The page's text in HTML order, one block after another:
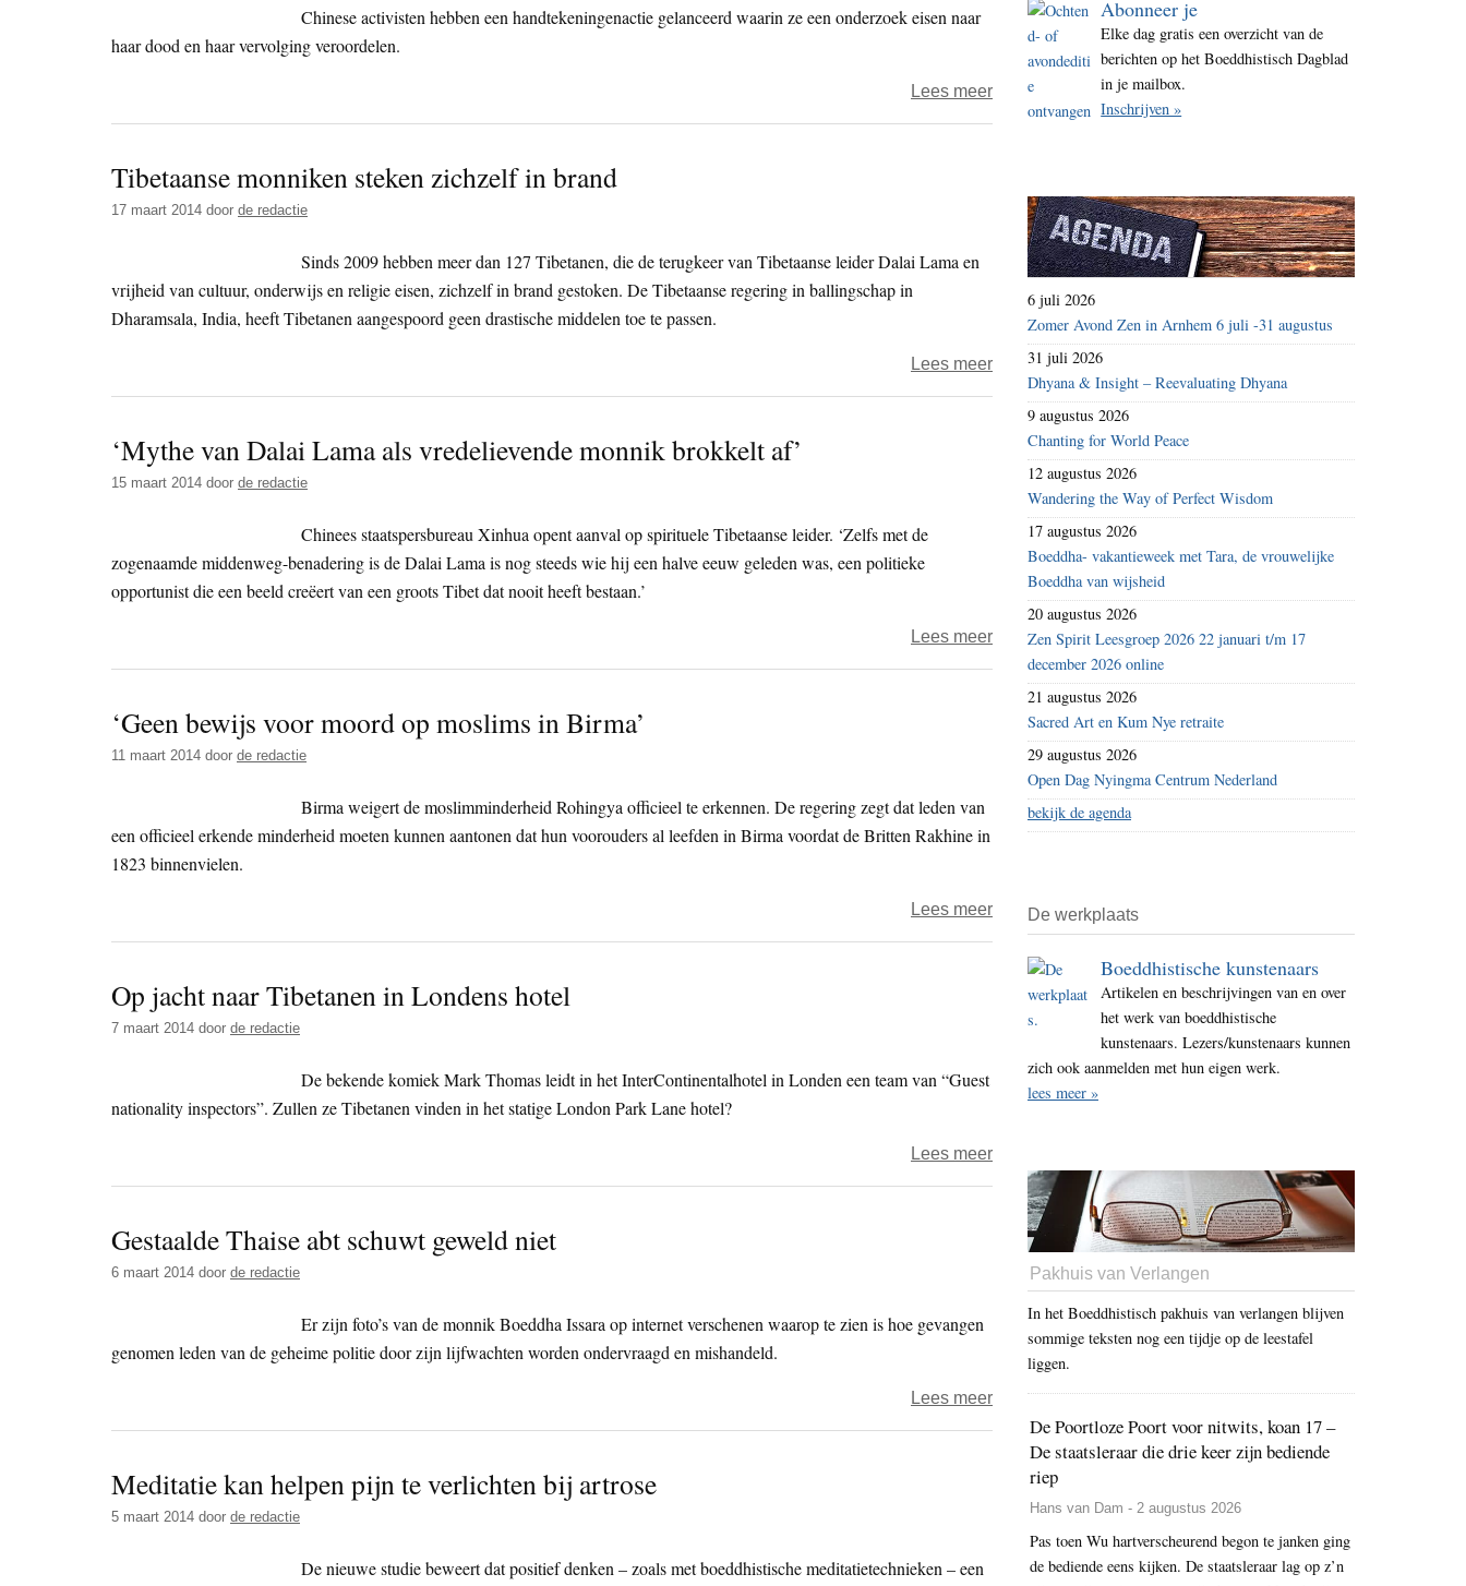
i
t
Chinese activisten hebben een handtekeningenactie gelanceerd waarin ze een onderzoek eisen naar
haar dood en haar vervolging veroordelen.
Lees meerover
Geschokte
dood
mensenrechtenactivist
Tibetaanse monniken steken zichzelf in brand
17 maart 2014 door de redactie
Sinds 2009 hebben meer dan 127 Tibetanen, die de terugkeer van Tibetaanse leider Dalai Lama en
vrijheid van cultuur, onderwijs en religie eisen, zichzelf in brand gestoken. De Tibetaanse regering in ballingschap in
Dharamsala, India, heeft Tibetanen aangespoord geen drastische middelen toe te passen.
Lees meerover
Tibetaanse
monniken
steken
zichzelf
brand
‘Mythe van Dalai Lama als vredelievende monnik brokkelt af’
15 maart 2014 door de redactie
Chinees staatspersbureau Xinhua opent aanval op spirituele Tibetaanse leider. ‘Zelfs met de
zogenaamde middenweg-benadering is de Dalai Lama is nog steeds wie hij een halve eeuw geleden was, een politieke
opportunist die een beeld creëert van een groots Tibet dat nooit heeft bestaan.’
Lees meerover
‘Mythe
Dalai
Lama
vredelievende
monnik
‘Geen bewijs voor moord op moslims in Birma’
11 maart 2014 door de redactie
Birma weigert de moslimminderheid Rohingya officieel te erkennen. De regering zegt dat leden van
een officieel erkende minderheid moeten kunnen aantonen dat hun voorouders al leefden in Birma voordat de Britten Rakhine in
1823 binnenvielen.
Lees meerover
‘Geen
bewijs
moord
moslims
Op jacht naar Tibetanen in Londens hotel
7 maart 2014 door de redactie
De bekende komiek Mark Thomas leidt in het InterContinentalhotel in Londen een team van “Guest
nationality inspectors”. Zullen ze Tibetanen vinden in het statige London Park Lane hotel?
Lees meerover
jacht
Tibetanen
Londens
Gestaalde Thaise abt schuwt geweld niet
6 maart 2014 door de redactie
Er zijn foto’s van de monnik Boeddha Issara op internet verschenen waarop te zien is hoe gevangen
genomen leden van de geheime politie door zijn lijfwachten worden ondervraagd en mishandeld.
Lees meerover
Gestaalde
Thaise
schuwt
geweld
Meditatie kan helpen pijn te verlichten bij artrose
5 maart 2014 door de redactie
De nieuwe studie beweert dat positief denken – zoals met boeddhistische meditatietechnieken – een
Abonneer je
Elke dag gratis een overzicht van de
berichten op het Boeddhistisch Dagblad
in je mailbox.
Inschrijven »
6 juli 2026
Zomer Avond Zen in Arnhem 6 juli -31 augustus
31 juli 2026
Dhyana & Insight – Reevaluating Dhyana
9 augustus 2026
Chanting for World Peace
12 augustus 2026
Wandering the Way of Perfect Wisdom
17 augustus 2026
Boeddha- vakantieweek met Tara, de vrouwelijke
Boeddha van wijsheid
20 augustus 2026
Zen Spirit Leesgroep 2026 22 januari t/m 17
december 2026 online
21 augustus 2026
Sacred Art en Kum Nye retraite
29 augustus 2026
Open Dag Nyingma Centrum Nederland
bekijk de agenda
De werkplaats
Boeddhistische kunstenaars
Artikelen en beschrijvingen van en over
het werk van boeddhistische
kunstenaars. Lezers/kunstenaars kunnen
zich ook aanmelden met hun eigen werk.
lees meer »
Pakhuis van Verlangen
In het Boeddhistisch pakhuis van verlangen blijven
sommige teksten nog een tijdje op de leestafel
liggen.
De Poortloze Poort voor nitwits, koan 17 –
De staatsleraar die drie keer zijn bediende
riep
Hans van Dam - 2 augustus 2026
Pas toen Wu hartverscheurend begon te janken ging
de bediende eens kijken. De staatsleraar lag op z’n